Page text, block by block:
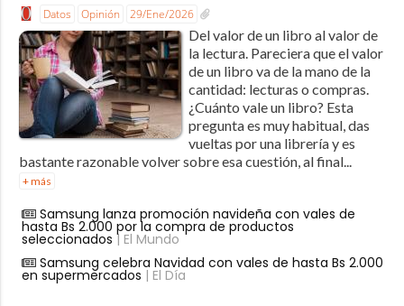
Datos Opinión 29/Ene/2026
Del valor de un libro al valor de
la lectura. Pareciera que el valor
de un libro va de la mano de la
cantidad: lecturas o compras.
¿Cuánto vale un libro? Esta
pregunta es muy habitual, das
vueltas por una librería y es
bastante razonable volver sobre esa cuestión, al final...
+ más
Samsung lanza promoción navideña con vales de
hasta Bs 2.000 por la compra de productos
seleccionados | El Mundo
Samsung celebra Navidad con vales de hasta Bs 2.000
en supermercados | El Día